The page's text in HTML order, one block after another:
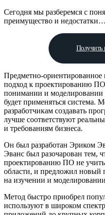
Сегодня мы разберемся с
преимущество и недостатки…
Получить
Предметно-
подход к проектированию
понимании и моделировании
будет применяться система.
разработчикам создавать
лучше соответствуют
и требованиям бизнеса.
Он был разработан Эриком
Эванс был разочарован тем,
проектированию ПО не
области, и предложил новый
на изучении и
Метод быстро приобрел
используют в широком